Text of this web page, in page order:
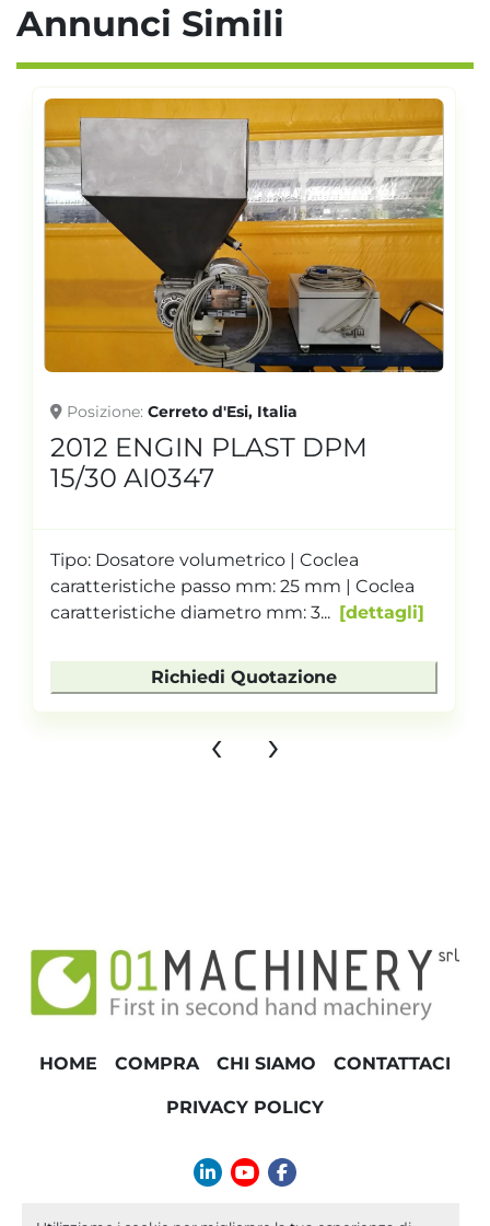
Annunci Simili
Posizione Cerreto d'Esi, Italia
2012 ENGIN PLAST DPM
15/30 AI0347
Tipo: Dosatore volumetrico | Coclea
caratteristiche passo mm: 25 mm | Coclea
caratteristiche diametro mm: 3...
dettagli
Richiedi Quotazione
‹ ›
HOME COMPRA CHI SIAMO CONTATTACI
PRIVACY POLICY
linkedinyoutubefacebook
info@01machinery.com